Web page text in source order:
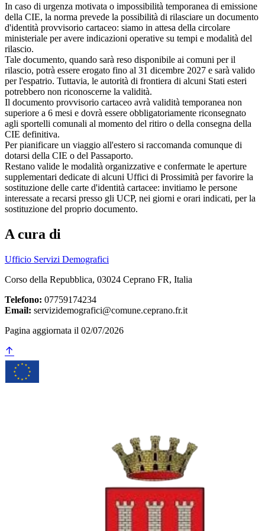
In caso di urgenza motivata o impossibilità temporanea di emissione
della CIE, la norma prevede la possibilità di rilasciare un documento
d'identità provvisorio cartaceo: siamo in attesa della circolare
ministeriale per avere indicazioni operative su tempi e modalità del
rilascio.
Tale documento, quando sarà reso disponibile ai comuni per il
rilascio, potrà essere erogato fino al 31 dicembre 2027 e sarà valido
per l'espatrio. Tuttavia, le autorità di frontiera di alcuni Stati esteri
potrebbero non riconoscerne la validità.
Il documento provvisorio cartaceo avrà validità temporanea non
superiore a 6 mesi e dovrà essere obbligatoriamente riconsegnato
agli sportelli comunali al momento del ritiro o della consegna della
CIE definitiva.
Per pianificare un viaggio all'estero si raccomanda comunque di
dotarsi della CIE o del Passaporto.
Restano valide le modalità organizzative e confermate le aperture
supplementari dedicate di alcuni Uffici di Prossimità per favorire la
sostituzione delle carte d'identità cartacee: invitiamo le persone
interessate a recarsi presso gli UCP, nei giorni e orari indicati, per la
sostituzione del proprio documento.
A cura di
Ufficio Servizi Demografici
Corso della Repubblica, 03024 Ceprano FR, Italia
Telefono: 07759174234
Email: servizidemografici@comune.ceprano.fr.it
Pagina aggiornata il 02/07/2026